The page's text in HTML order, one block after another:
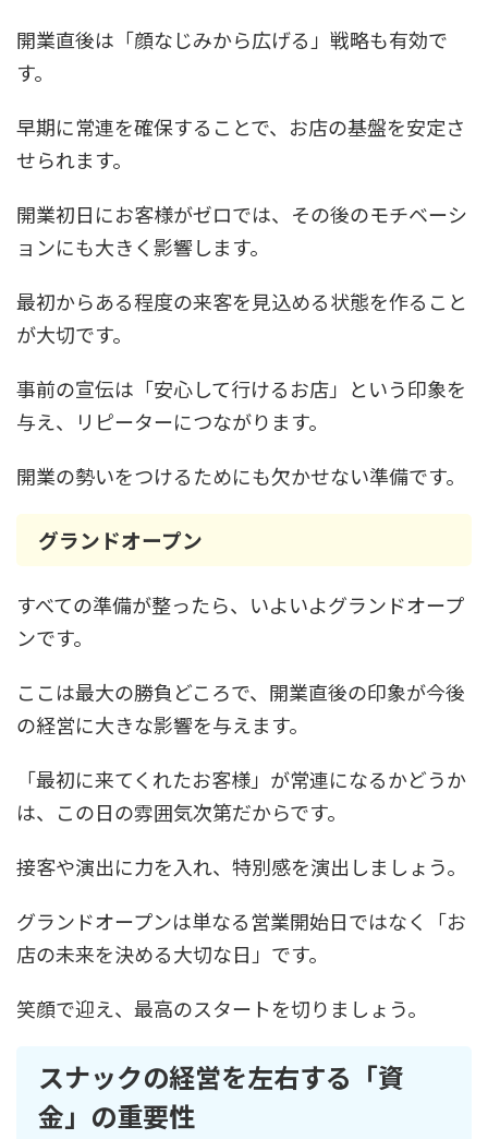
開業直後は「顔なじみから広げる」戦略も有効で
す。
早期に常連を確保することで、お店の基盤を安定さ
せられます。
開業初日にお客様がゼロでは、その後のモチベーシ
ョンにも大きく影響します。
最初からある程度の来客を見込める状態を作ること
が大切です。
事前の宣伝は「安心して行けるお店」という印象を
与え、リピーターにつながります。
開業の勢いをつけるためにも欠かせない準備です。
グランドオープン
すべての準備が整ったら、いよいよグランドオープ
ンです。
ここは最大の勝負どころで、開業直後の印象が今後
の経営に大きな影響を与えます。
「最初に来てくれたお客様」が常連になるかどうか
は、この日の雰囲気次第だからです。
接客や演出に力を入れ、特別感を演出しましょう。
グランドオープンは単なる営業開始日ではなく「お
店の未来を決める大切な日」です。
笑顔で迎え、最高のスタートを切りましょう。
スナックの経営を左右する「資
金」の重要性